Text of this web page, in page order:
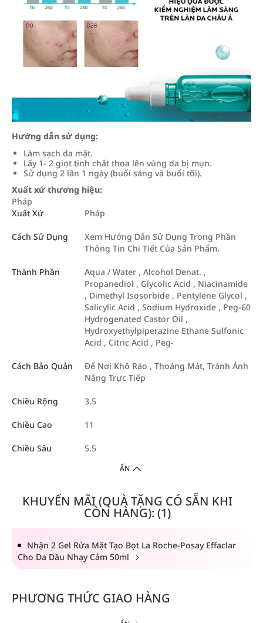
Hướng dẫn sử dụng:
Làm sạch da mặt.
Lấy 1- 2 giọt tinh chất thoa lên vùng da bị mụn.
Sử dụng 2 lần 1 ngày (buổi sáng và buổi tối).
Xuất xứ thương hiệu:
Pháp
Xuất Xứ
Pháp
Cách Sử Dụng
Xem Hướng Dẫn Sử Dụng Trong Phần
Thông Tin Chi Tiết Của Sản Phẩm.
Thành Phần
Aqua / Water , Alcohol Denat. ,
Propanediol , Glycolic Acid , Niacinamide
, Dimethyl Isosorbide , Pentylene Glycol ,
Salicylic Acid , Sodium Hydroxide , Peg-60
Hydrogenated Castor Oil ,
Hydroxyethylpiperazine Ethane Sulfonic
Acid , Citric Acid , Peg-
Cách Bảo Quản
Để Nơi Khô Ráo , Thoáng Mát, Tránh Ánh
Nắng Trực Tiếp
Chiều Rộng 3.5
Chiều Cao 11
Chiều Sâu 5.5
ẨN
KHUYẾN MÃI (QUÀ TẶNG CÓ SẴN KHI
CÒN HÀNG): (1)
Nhận 2 Gel Rửa Mặt Tạo Bọt La Roche-Posay Effaclar
Cho Da Dầu Nhạy Cảm 50ml
PHƯƠNG THỨC GIAO HÀNG